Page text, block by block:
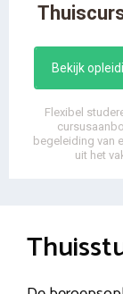
Bekijk
Flexibel
begeleiding van
uit het